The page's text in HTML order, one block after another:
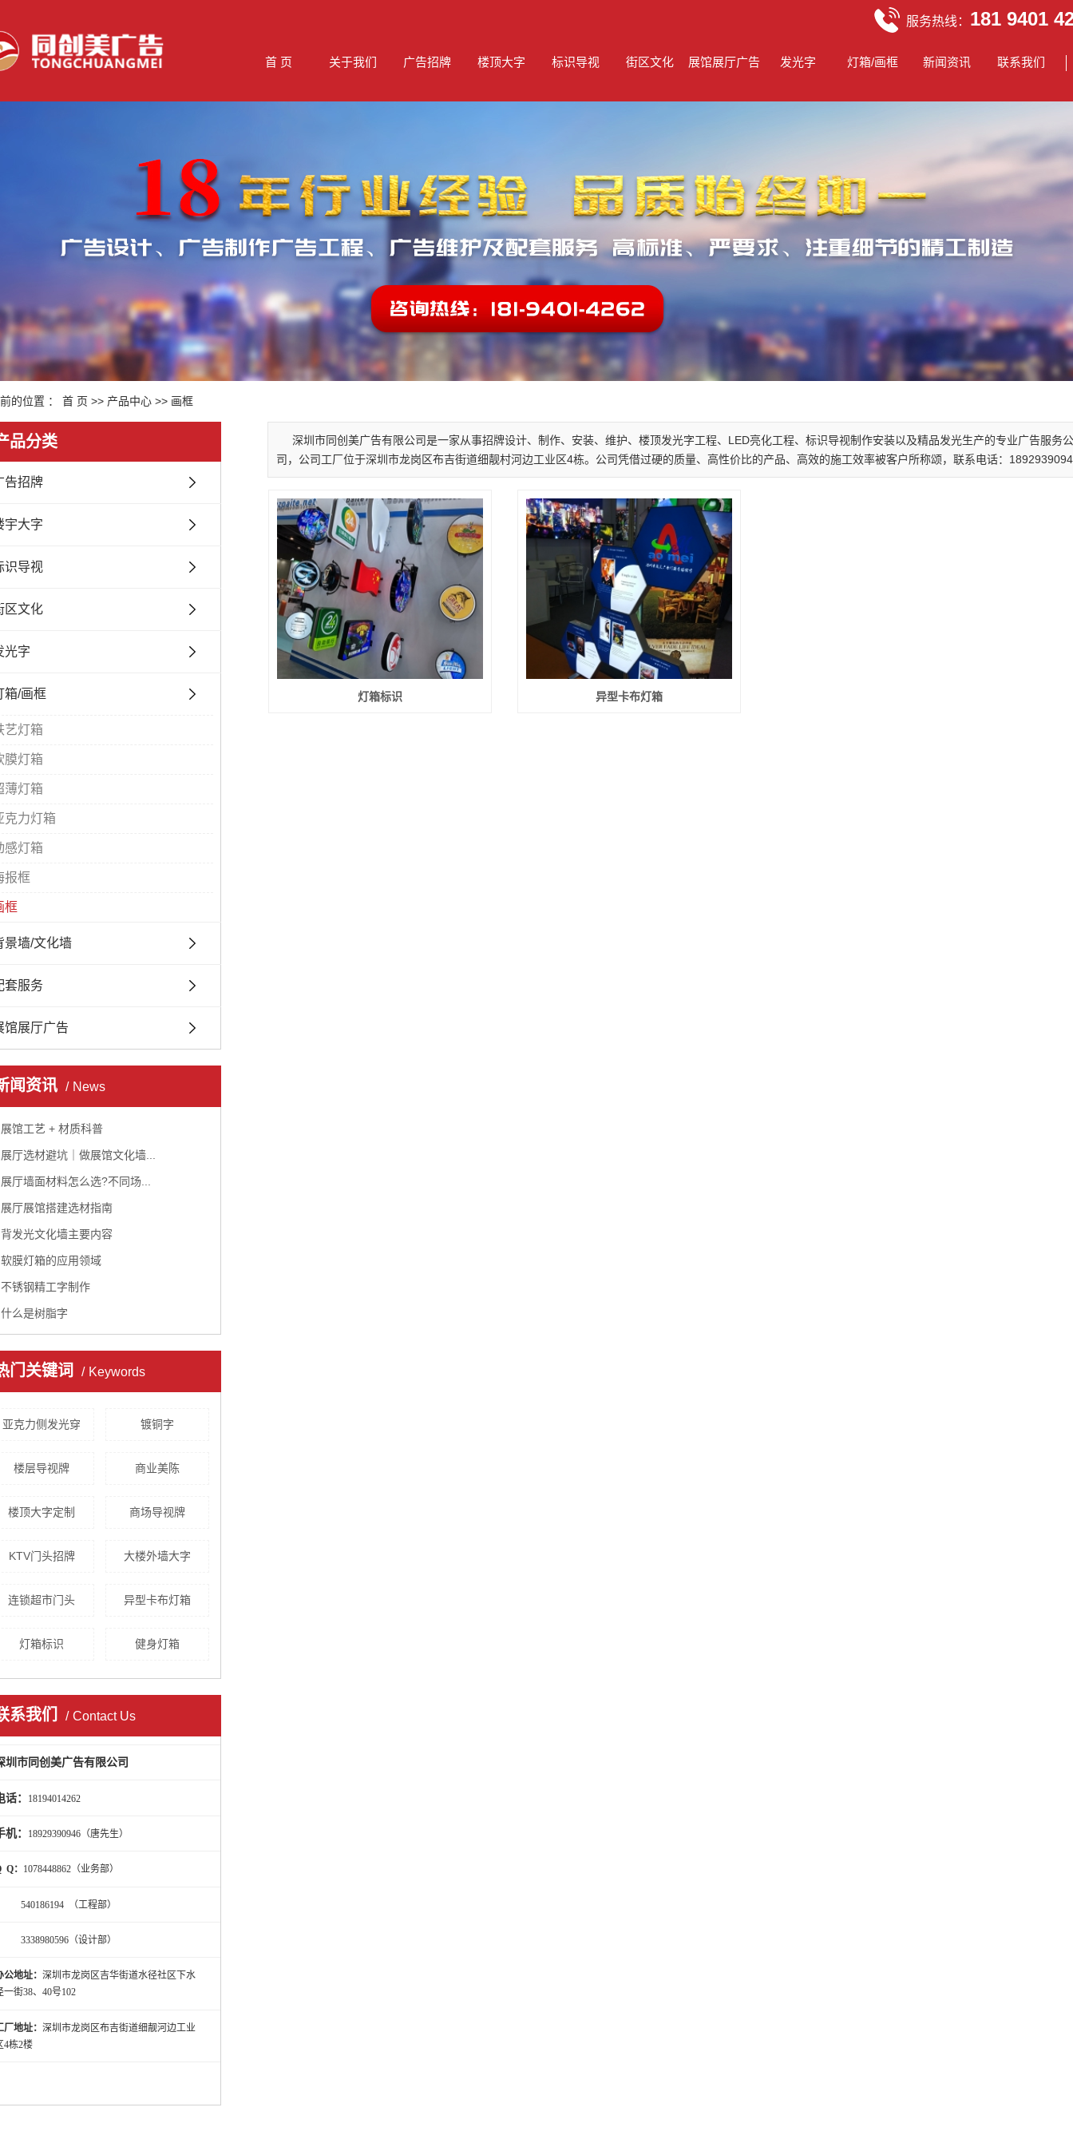
服务热线： 181 9401
首 页 关于我们 广告招牌 楼顶大字 标识导视 街区文化 展馆展厅广告 发光字 灯箱/画框 新闻资讯 联系我们
的位置 ： 首 页 >> 产品中心 >> 画框
品分类
告招牌
宇大字
识导视
区文化
光字
箱/画框
艺灯箱
膜灯箱
薄灯箱
克力灯箱
感灯箱
报框
框
景墙/文化墙
套服务
馆展厅广告
闻资讯 News
展馆工艺 + 材质科普
展厅选材避坑｜做展馆文化墙...
展厅墙面材料怎么选?不同场...
展厅展馆搭建选材指南
背发光文化墙主要内容
软膜灯箱的应用领域
不锈钢精工字制作
什么是树脂字
门关键词 Keywords
亚克力侧发光穿 镀铜字
楼层导视牌 商业美陈
楼顶大字定制 商场导视牌
KTV门头招牌 大楼外墙大字
连锁超市门头 异型卡布灯箱
灯箱标识 健身灯箱
系我们 Contact Us
圳市同创美广告有限公司
话： 18194014262
机： 18929390946（唐先生）
Q： 1078448862（业务部）
（工程部）
（设计部）
公地址： 深圳市龙岗区吉华街道水径社区下水
一街38、40号102
厂地址： 深圳市龙岗区布吉街道细靓河边工业
4栋2楼
深圳市同创美广告有限公司是一家从事招牌设计、制作、安装、维护、楼顶发光字工程、LED亮化工程、标识导视制作安装以及精品发光生产的专业广告服务
司，公司工厂位于深圳市龙岗区布吉街道细靓村河边工业区4栋。公司凭借过硬的质量、高性价比的产品、高效的施工效率被客户所称颂，联系电话：
灯箱标识 异型卡布灯箱